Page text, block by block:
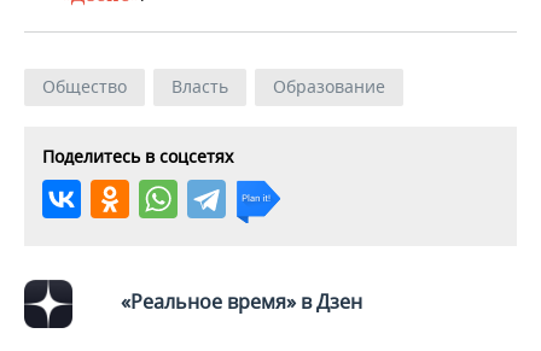
Общество Власть Образование
Поделитесь в соцсетях
«Реальное время» в Дзен